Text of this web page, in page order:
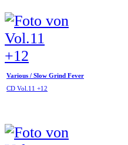
Various / Slow Grind Fever
CD Vol.11 +12